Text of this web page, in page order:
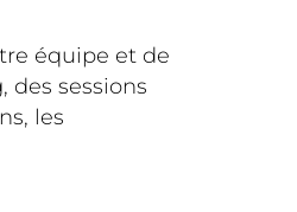
équipe et de
des sessions
les